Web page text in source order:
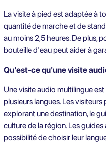
La visite à pied est adaptée à
quantité de marche et de
au moins 2,5 heures. De plus,
bouteille d'eau peut aider à
Qu'est-ce qu'une visite
Une visite audio multilingue
plusieurs langues. Les
explorant une destination, le
culture de la région. Les
possibilité de choisir leur